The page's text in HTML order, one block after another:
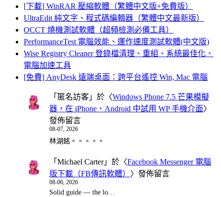
[下載] WinRAR 壓縮軟體（繁體中文版+免費版）
UltraEdit 純文字、程式碼編輯器（繁體中文最新版）
OCCT 燒機測試軟體（超頻檢測必備工具）
PerformanceTest 電腦效能、運作速度測試軟體(中文版)
Wise Registry Cleaner 登錄檔清理、重組、系統最佳化、
電腦加速工具
[免費] AnyDesk 遠端桌面：跨平台遙控 Win, Mac 電腦
「 匿名訪客 」於〈Windows Phone 7.5 芒果模擬
器，在 iPhone、Android 中試用 WP 手機介面〉
發佈留言
08-07, 2026
林湖銘。。。。。
「 Michael Carter」於〈Facebook Messenger 電腦
版下載（FB傳訊軟體） 〉發佈留言
08-06, 2026
Solid guide — the lo…